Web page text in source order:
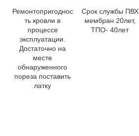
Ремонтопригоднос
ть кровли в
процессе
эксплуатации.
Достаточно на
месте
обнаруженного
пореза поставить
латку
Срок службы ПВХ
мембран 20лет,
ТПО- 40лет